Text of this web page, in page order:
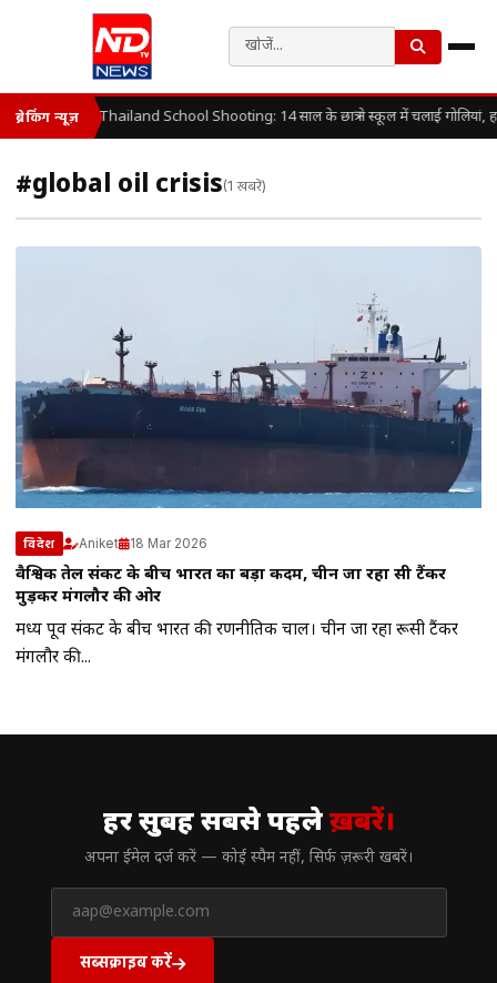
ब्रेकिंग न्यूज़ Thailand School Shooting: 14 साल के छात्र ने स्कूल में चलाई गोलियां,
#global oil crisis(1 खबरें)
विदेश Aniket 18 Mar 2026
वैश्विक तेल संकट के बीच भारत का बड़ा कदम, चीन जा रहा रूसी टैंकर
मुड़कर मंगलौर की ओर
मध्य पूर्व संकट के बीच भारत की रणनीतिक चाल। चीन जा रहा रूसी टैंकर
मंगलौर की...
हर सुबह सबसे पहलेख़बरें।
अपना ईमेल दर्ज करें — कोई स्पैम नहीं, सिर्फ ज़रूरी खबरें।
सब्सक्राइब करें